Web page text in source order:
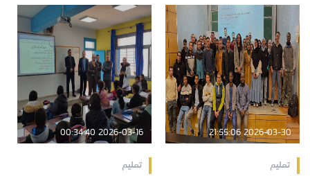
2026-03-30 21:55:06
تعليم
2026-03-16 00:34:40
تعليم